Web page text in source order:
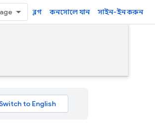
ব্লগ কনসোলে যান সাইন-ইন করুন